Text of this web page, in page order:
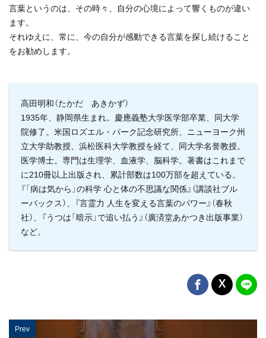
言葉というのは、その時々、自分の心境によって響くものが違い
ます。
それゆえに、常に、今の自分が感動できる言葉を探し続けること
をお勧めします。
高田明和（たかだ あきかず）
1935年、静岡県生まれ。慶應義塾大学医学部卒業、同大学
院修了。米国ロズエル・パーク記念研究所、ニューヨーク州
立大学助教授、浜松医科大学教授を経て、同大学名誉教授。
医学博士。専門は生理学、血液学、脳科学。著書はこれまで
に210冊以上出版され、累計部数は100万部を超えている。
『「病は気から」の科学 心と体の不思議な関係』（講談社ブル
ーバックス）、『言霊力 人生を変える言葉のパワー』（春秋
社）、『うつは「暗示」で追い払う』（廣済堂あかつき出版事業）
など。
Prev